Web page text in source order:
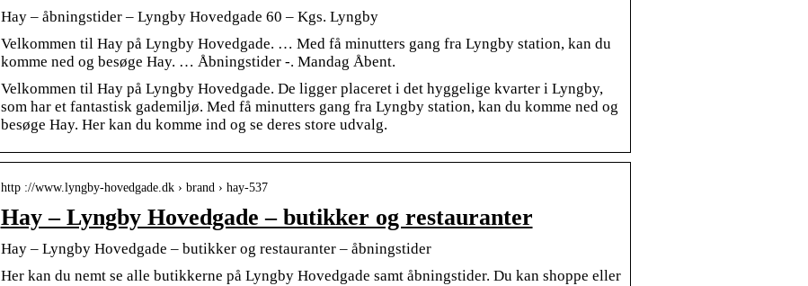
Hay – åbningstider – Lyngby Hovedgade 60 – Kgs. Lyngby
Velkommen til Hay på Lyngby Hovedgade. … Med få minutters gang fra Lyngby station, kan du
komme ned og besøge Hay. … Åbningstider -. Mandag Åbent.
Velkommen til Hay på Lyngby Hovedgade. De ligger placeret i det hyggelige kvarter i Lyngby,
som har et fantastisk gademiljø. Med få minutters gang fra Lyngby station, kan du komme ned og
besøge Hay. Her kan du komme ind og se deres store udvalg.
http ://www.lyngby-hovedgade.dk › brand › hay-537
Hay – Lyngby Hovedgade – butikker og restauranter
Hay – Lyngby Hovedgade – butikker og restauranter – åbningstider
Her kan du nemt se alle butikkerne på Lyngby Hovedgade samt åbningstider. Du kan shoppe eller